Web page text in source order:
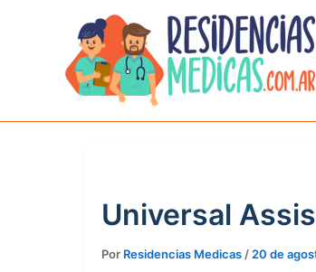
Universal
Por Residencias Medicas / 20 de